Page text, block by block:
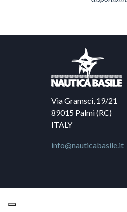
Via Gramsci, 19/21
89015 Palmi (RC)
ITALY
info@nauticabasile.it